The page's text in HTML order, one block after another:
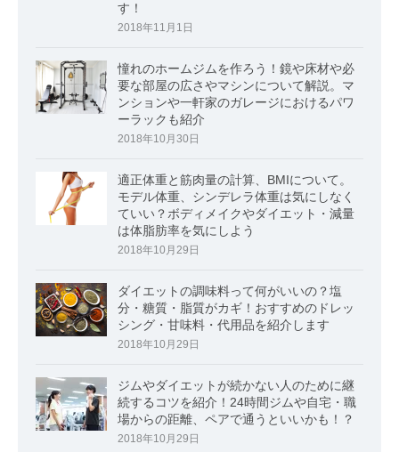
す！
2018年11月1日
憧れのホームジムを作ろう！鏡や床材や必
要な部屋の広さやマシンについて解説。マ
ンションや一軒家のガレージにおけるパワ
ーラックも紹介
2018年10月30日
適正体重と筋肉量の計算、BMIについて。
モデル体重、シンデレラ体重は気にしなく
ていい？ボディメイクやダイエット・減量
は体脂肪率を気にしよう
2018年10月29日
ダイエットの調味料って何がいいの？塩
分・糖質・脂質がカギ！おすすめのドレッ
シング・甘味料・代用品を紹介します
2018年10月29日
ジムやダイエットが続かない人のために継
続するコツを紹介！24時間ジムや自宅・職
場からの距離、ペアで通うといいかも！？
2018年10月29日